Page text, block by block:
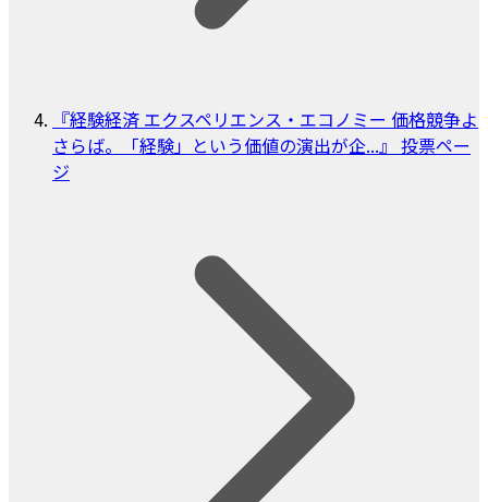
『経験経済 エクスペリエンス・エコノミー 価格競争よ
さらば。「経験」という価値の演出が企...』 投票ペー
ジ